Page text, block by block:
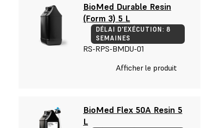
BioMed Durable Resin
(Form 3) 5 L
DÉLAI D'EXÉCUTION: 8
SEMAINES
RS-RPS-BMDU-01
Afficher le produit
BioMed Flex 50A Resin 5
L